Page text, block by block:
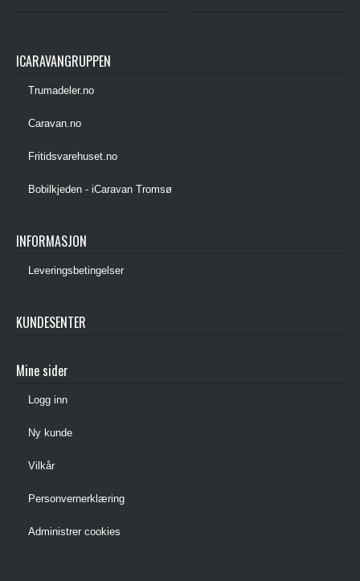
ICARAVANGRUPPEN
Trumadeler.no
Caravan.no
Fritidsvarehuset.no
Bobilkjeden - iCaravan Tromsø
INFORMASJON
Leveringsbetingelser
KUNDESENTER
Mine sider
Logg inn
Ny kunde
Vilkår
Personvernerklæring
Administrer cookies